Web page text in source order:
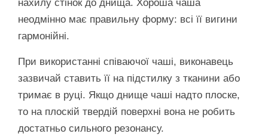
нахилу стінок до днища. Хороша чаша
неодмінно має правильну форму: всі її вигини
гармонійні.
При використанні співаючої чаші, виконавець
зазвичай ставить її на підстилку з тканини або
тримає в руці. Якщо днище чаші надто плоске,
то на плоскій твердій поверхні вона не робить
достатньо сильного резонансу.